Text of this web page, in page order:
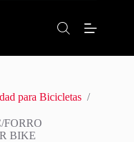
para Bicicletas /
BIKE